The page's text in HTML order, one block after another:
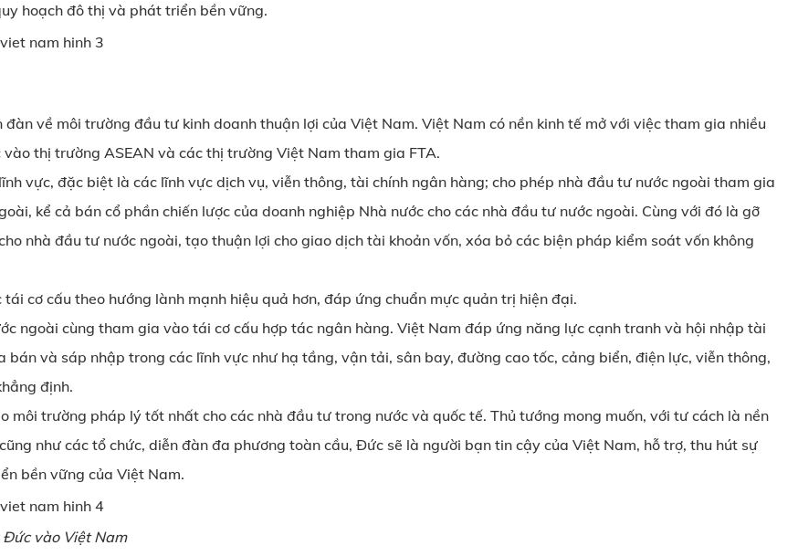
hoạch đô thị và phát triển bền vững.
về môi trường đầu tư kinh doanh thuận lợi của Việt Nam. Việt Nam có nền kinh tế mở với việc tham gia nhiều
thị trường ASEAN và các thị trường Việt Nam tham gia FTA.
vực, đặc biệt là các lĩnh vực dịch vụ, viễn thông, tài chính ngân hàng; cho phép nhà đầu tư nước ngoài tham gia
kể cả bán cổ phần chiến lược của doanh nghiệp Nhà nước cho các nhà đầu tư nước ngoài. Cùng với đó là gỡ
nhà đầu tư nước ngoài, tạo thuận lợi cho giao dịch tài khoản vốn, xóa bỏ các biện pháp kiểm soát vốn không
cơ cấu theo hướng lành mạnh hiệu quả hơn, đáp ứng chuẩn mực quản trị hiện đại.
ngoài cùng tham gia vào tái cơ cấu hợp tác ngân hàng. Việt Nam đáp ứng năng lực cạnh tranh và hội nhập tài
và sáp nhập trong các lĩnh vực như hạ tầng, vận tải, sân bay, đường cao tốc, cảng biển, điện lực, viễn thông,
định.
môi trường pháp lý tốt nhất cho các nhà đầu tư trong nước và quốc tế. Thủ tướng mong muốn, với tư cách là nền
như các tổ chức, diễn đàn đa phương toàn cầu, Đức sẽ là người bạn tin cậy của Việt Nam, hỗ trợ, thu hút sự
bền vững của Việt Nam.
Đức vào Việt Nam